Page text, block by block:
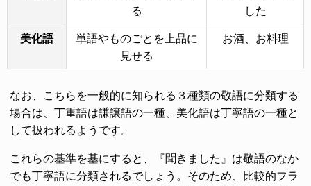
る
した
美化語
単語やものごとを上品に
見せる
お酒、お料理
なお、こちらを一般的に知られる３種類の敬語に分類する
場合は、丁重語は謙譲語の一種、美化語は丁寧語の一種と
して扱われるようです。
これらの基準を基にすると、『聞きました』は敬語のなか
でも丁寧語に分類されるでしょう。そのため、比較的フラ